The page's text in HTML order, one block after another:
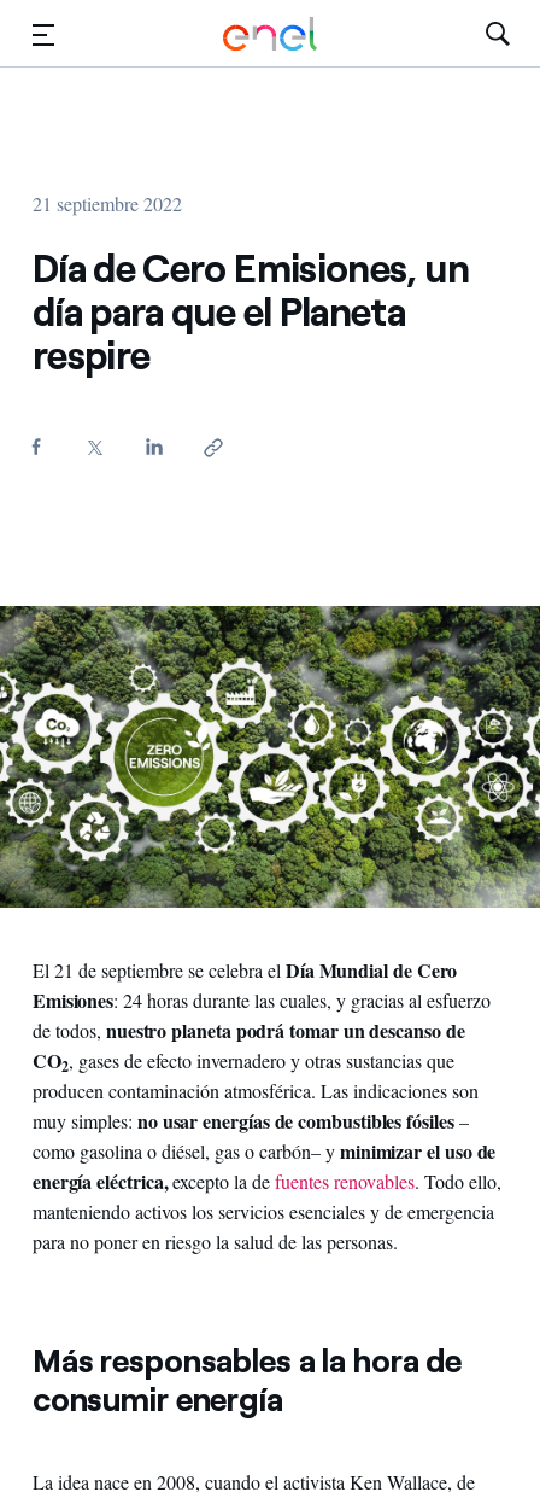
21 septiembre 2022
Día de Cero Emisiones, un
día para que el Planeta
respire
El 21 de septiembre se celebra el Día Mundial de Cero
Emisiones: 24 horas durante las cuales, y gracias al esfuerzo
de todos, nuestro planeta podrá tomar un descanso de
CO2, gases de efecto invernadero y otras sustancias que
producen contaminación atmosférica. Las indicaciones son
muy simples: no usar energías de combustibles fósiles–
como gasolina o diésel, gas o carbón– yminimizar el uso de
energía eléctrica,excepto la defuentes renovables. Todo ello,
manteniendo activos los servicios esenciales y de emergencia
para no poner en riesgo la salud de las personas.
Más responsables a la hora de
consumir energía
La idea nace en 2008, cuando el activista Ken Wallace, de